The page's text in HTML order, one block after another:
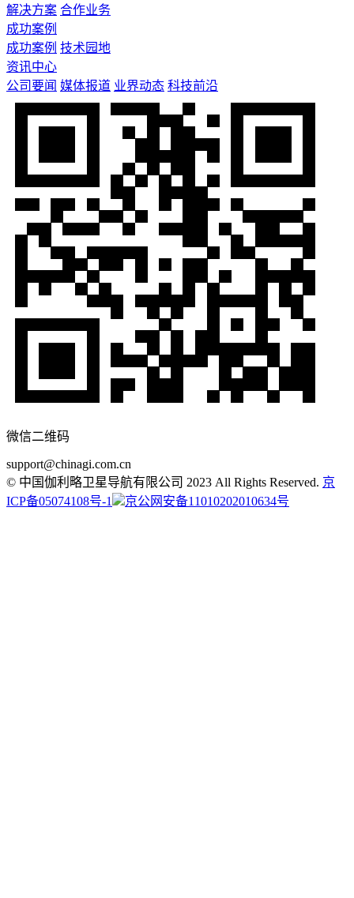
解决方案 合作业务
成功案例
成功案例 技术园地
资讯中心
公司要闻 媒体报道 业界动态 科技前沿
微信二维码
support@chinagi.com.cn
© 中国伽利略卫星导航有限公司 2023 All Rights Reserved. 京
ICP备05074108号-1
京公网安备11010202010634号